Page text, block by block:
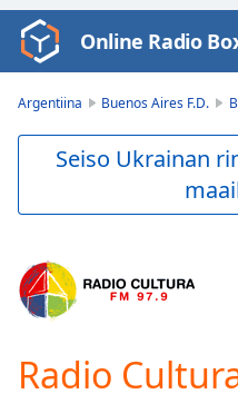
Video
Player
Skip
Skip
Forward
Mute
Current
Online Radio
Argentiina Buenos Aires F.D.
Seiso Ukrainan
Radio